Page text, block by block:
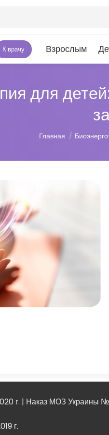
Взрослым
К врачу
для
Вы здесь:
Главная
г. | Наказ МОЗ Украины
г.